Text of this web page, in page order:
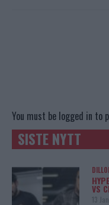
You must be logged in to
SISTE NYTT
VS
13